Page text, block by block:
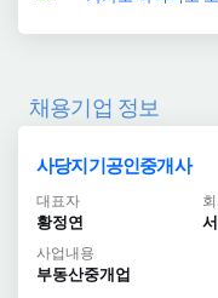
채용기업 정보
사당지기공인중개사
대표자
황정연
사업내용
부동산중개업